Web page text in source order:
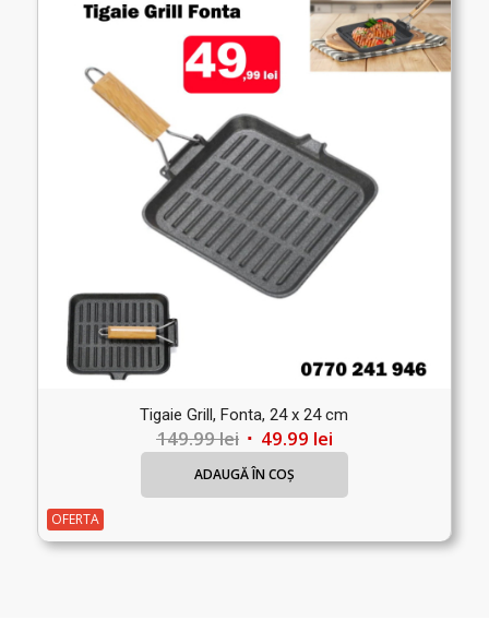
Tigaie Grill, Fonta, 24 x 24 cm
149.99lei Prețul
inițial
149.99 lei.
49.99 leiPrețul
curent
este:
ADAUGĂ ÎN COȘ
OFERTA